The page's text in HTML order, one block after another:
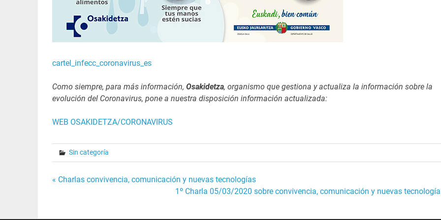
cartel_infecc_coronavirus_es
Como siempre, para más información, Osakidetza, organismo que gestiona y actualiza la información sobre la
evolución del Coronavirus, pone a nuestra disposición información actualizada:
WEB OSAKIDETZA/CORONAVIRUS
Sin categoría
Navegación
« Charlas convivencia, comunicación y nuevas tecnologías
1º Charla 05/03/2020 sobre convivencia, comunicación y nuevas